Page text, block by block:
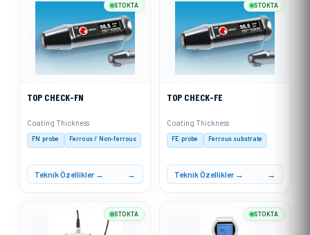
TOP CHECK-FN
Coating Thickness
FN probe Ferrous / Non-ferrous
Teknik Özellikler →
STOKTA
TOP CHECK-FE
Coating Thickness
FE probe Ferrous substrate
Teknik Özellikler →
STOKTA
STOKTA STOKTA